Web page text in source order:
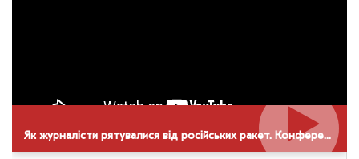
Як журналісти рятувалися від російських ракет. Конференція НСЖУ в Дніпрі